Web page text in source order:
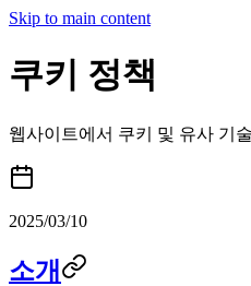
Skip to main content
쿠키 정책
웹사이트에서 쿠키 및 유사 기
2025/03/10
소개